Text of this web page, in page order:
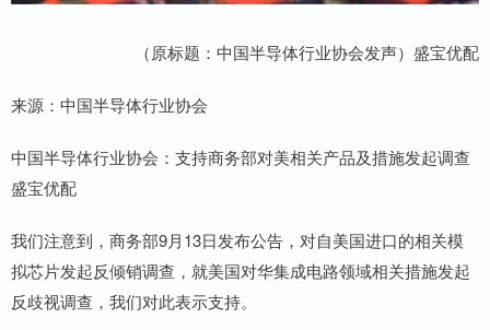
（原标题：中国半导体行业协会发声）盛宝优配
来源：中国半导体行业协会
中国半导体行业协会：支持商务部对美相关产品及措施发起调查
盛宝优配
我们注意到，商务部9月13日发布公告，对自美国进口的相关模
拟芯片发起反倾销调查，就美国对华集成电路领域相关措施发起
反歧视调查，我们对此表示支持。